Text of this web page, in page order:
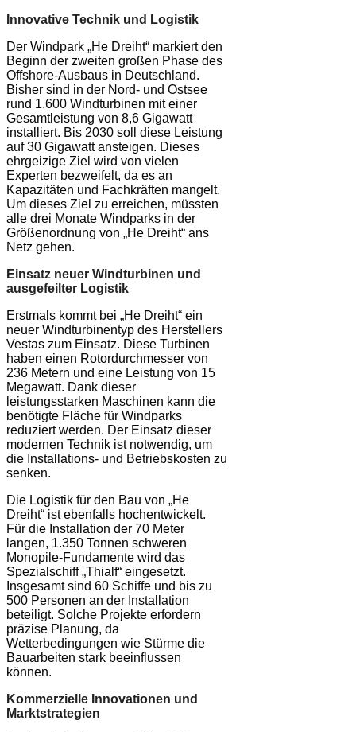
Innovative Technik und Logistik
Der Windpark „He Dreiht“ markiert den
Beginn der zweiten großen Phase des
Offshore-Ausbaus in Deutschland.
Bisher sind in der Nord- und Ostsee
rund 1.600 Windturbinen mit einer
Gesamtleistung von 8,6 Gigawatt
installiert. Bis 2030 soll diese Leistung
auf 30 Gigawatt ansteigen. Dieses
ehrgeizige Ziel wird von vielen
Experten bezweifelt, da es an
Kapazitäten und Fachkräften mangelt.
Um dieses Ziel zu erreichen, müssten
alle drei Monate Windparks in der
Größenordnung von „He Dreiht“ ans
Netz gehen.
Einsatz neuer Windturbinen und
ausgefeilter Logistik
Erstmals kommt bei „He Dreiht“ ein
neuer Windturbinentyp des Herstellers
Vestas zum Einsatz. Diese Turbinen
haben einen Rotordurchmesser von
236 Metern und eine Leistung von 15
Megawatt. Dank dieser
leistungsstarken Maschinen kann die
benötigte Fläche für Windparks
reduziert werden. Der Einsatz dieser
modernen Technik ist notwendig, um
die Installations- und Betriebskosten zu
senken.
Die Logistik für den Bau von „He
Dreiht“ ist ebenfalls hochentwickelt.
Für die Installation der 70 Meter
langen, 1.350 Tonnen schweren
Monopile-Fundamente wird das
Spezialschiff „Thialf“ eingesetzt.
Insgesamt sind 60 Schiffe und bis zu
500 Personen an der Installation
beteiligt. Solche Projekte erfordern
präzise Planung, da
Wetterbedingungen wie Stürme die
Bauarbeiten stark beeinflussen
können.
Kommerzielle Innovationen und
Marktstrategien